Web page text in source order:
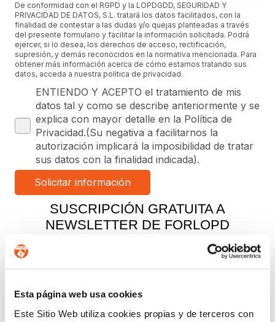
Esta página web usa cookies
Este Sitio Web utiliza cookies propias y de terceros con
De conformidad con el RGPD y la LOPDGDD, SEGURIDAD Y
PRIVACIDAD DE DATOS, S.L. tratará los datos facilitados, con la
finalidad de contestar a las dudas y/o quejas planteadas a través
del presente formulario y facilitar la información solicitada. Podrá
ejercer, si lo desea, los derechos de acceso, rectificación,
supresión, y demás reconocidos en la normativa mencionada. Para
obtener más información acerca de cómo estamos tratando sus
datos, acceda a nuestra política de privacidad.
ENTIENDO Y ACEPTO el tratamiento de mis
datos tal y como se describe anteriormente y se
explica con mayor detalle en la Política de
Privacidad.(Su negativa a facilitarnos la
autorización implicará la imposibilidad de tratar
sus datos con la finalidad indicada).
SUSCRIPCIÓN GRATUITA A
NEWSLETTER DE FORLOPD
Protección de Datos,
Ciberseguridad,Planes de Igualdad,Prevención del
Blanqueo de CapitalesyRegistro Retributivo
normativas que pueden afectar a tu empresa o entidad.